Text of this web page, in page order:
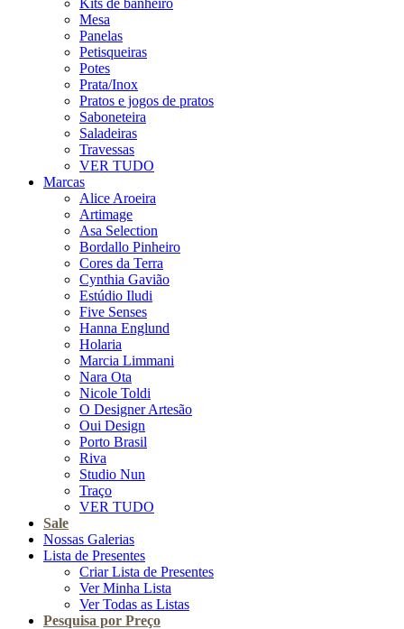
Kits de banheiro
Mesa
Panelas
Petisqueiras
Potes
Prata/Inox
Pratos e jogos de pratos
Saboneteira
Saladeiras
Travessas
VER TUDO
Marcas
Alice Aroeira
Artimage
Asa Selection
Bordallo Pinheiro
Cores da Terra
Cynthia Gavião
Estúdio Iludi
Five Senses
Hanna Englund
Holaria
Marcia Limmani
Nara Ota
Nicole Toldi
O Designer Artesão
Oui Design
Porto Brasil
Riva
Studio Nun
Traço
VER TUDO
Sale
Nossas Galerias
Lista de Presentes
Criar Lista de Presentes
Ver Minha Lista
Ver Todas as Listas
Pesquisa por Preço